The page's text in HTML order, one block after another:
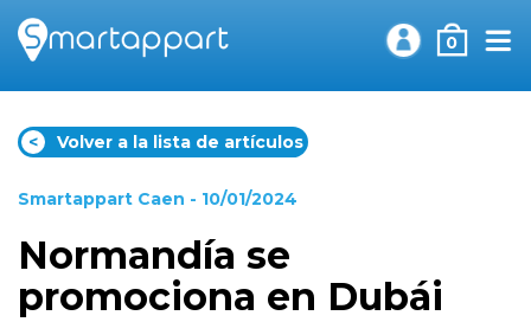
0
< Volver a la lista de artículos
Smartappart Caen - 10/01/2024
Normandía se
promociona en Dubái